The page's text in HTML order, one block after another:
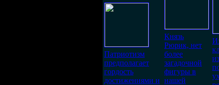
Патриотизм
предполагает
гордость
достижениями и
Князь
Рюрик, нет
более
загадочной
фигуры в
нашей